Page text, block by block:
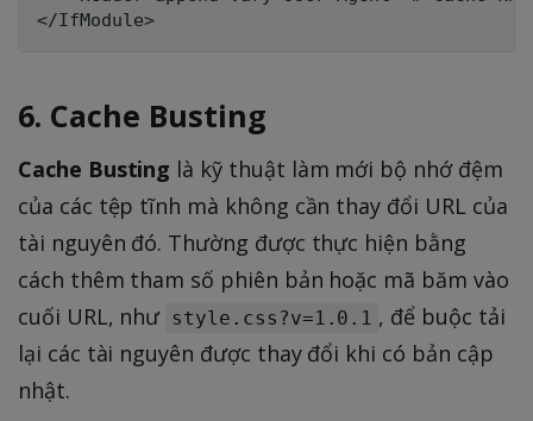
6. Cache Busting
Cache Busting là kỹ thuật làm mới bộ nhớ đệm
của các tệp tĩnh mà không cần thay đổi URL của
tài nguyên đó. Thường được thực hiện bằng
cách thêm tham số phiên bản hoặc mã băm vào
cuối URL, như style.css?v=1.0.1 , để buộc tải
lại các tài nguyên được thay đổi khi có bản cập
nhật.